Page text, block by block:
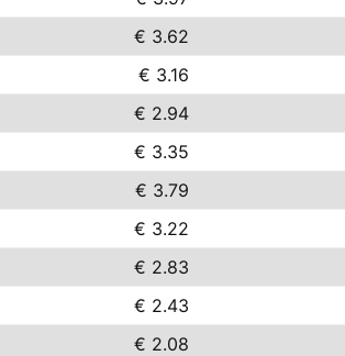
€ 3.62
€ 3.16
€ 2.94
€ 3.35
€ 3.79
€ 3.22
€ 2.83
€ 2.43
€ 2.08